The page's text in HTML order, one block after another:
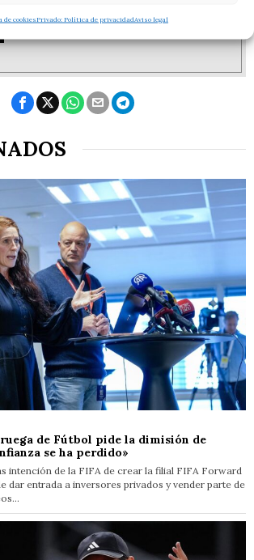
de cookiesPrivado: Política de privacidadAviso legal
de Fútbol pide la dimisión de
se ha perdido»
intención de la FIFA de crear la filial FIFA Forward
dar entrada a inversores privados y vender parte de